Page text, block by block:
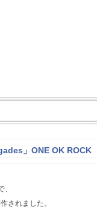
」ONE OK ROCK
されました。